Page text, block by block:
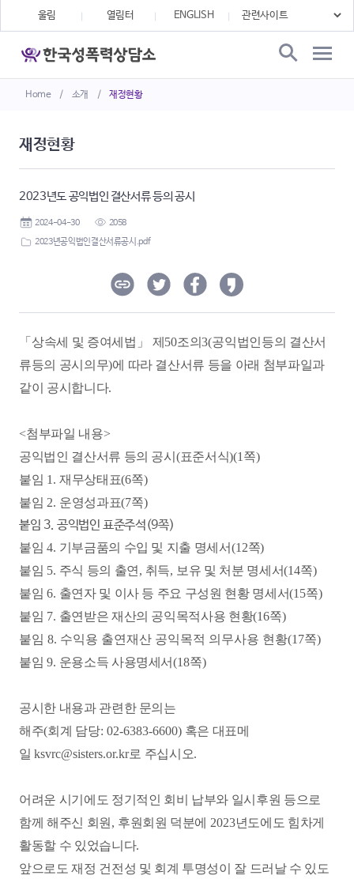
Home / 소개 / 재정현황
울림 열림터 ENGLISH
재정현황
2023년도 공익법인 결산서류 등의 공시
2024-04-30 2058
2023년공익법인결산서류공시.pdf
「 상속세 및 증여세법 」 제 50조의3(공익법인등의 결산서
류등의 공시의무)에 따라 결산서류 등을 아래 첨부파일과
같이 공시합니다.
<첨부파일 내용>
공익법인 결산서류 등의 공시 (표준서식)(1 쪽)
붙임 1. 재무상태표(6쪽)
붙임 2. 운영성과표(7쪽)
붙임 3. 공익법인 표준주석(9쪽)
붙임 4. 기부금품의 수입 및 지출 명세서(12쪽)
붙임 5. 주식 등의 출연 , 취득, 보유 및 처분 명세서(14쪽)
붙임 6. 출연자 및 이사 등 주요 구성원 현황 명세서(15쪽)
붙임 7. 출연받은 재산의 공익목적사용 현황(16쪽)
붙임 8. 수익용 출연재산 공익목적 의무사용 현황(17쪽)
붙임 9. 운용소득 사용명세서(18쪽)
공시한 내용과 관련한 문의는
해주(회계 담당: 02-6383-6600) 혹은 대표메
일ksvrc@sisters.or.kr로 주십시오.
어려운 시기에도 정기적인 회비 납부와 일시후원 등으로
함께 해주신 회원 , 후원회원 덕분에 2023년도에도 힘차게
활동할 수 있었습니다.
앞으로도 재정 건전성 및 회계 투명성이 잘 드러날 수 있도